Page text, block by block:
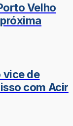
Velho
vice de
com Acir